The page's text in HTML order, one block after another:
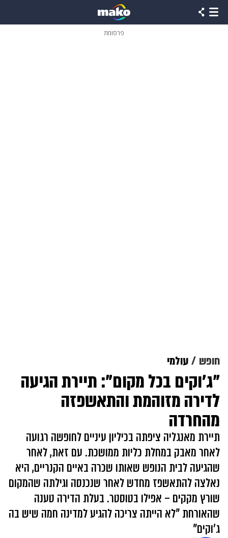
פרסומת
חופש עולמי
"ג'וקים בכל מקום": תיירת הגיעה
לדירה מזוהמת והתאשפזה
מהחרדה
תיירת מאנגליה ציפתה בכיליון עיניים לחופשה רגועה
לאחר מאבק במחלת כליות ממושכת. עם זאת, לאחר
שהגיעה לבית הנופש שאותו שכרה באיים הקנריים, היא
נאלצה להתאשפז מחדש לאחר שנכנסה וגילתה שהמקום
שורץ מקקים – אפילו בטוסטר. בעלת הדירה טענה
שהאורחת "לא הייתה צריכה להגיע למדינה חמה שיש בה
ג'וקים"